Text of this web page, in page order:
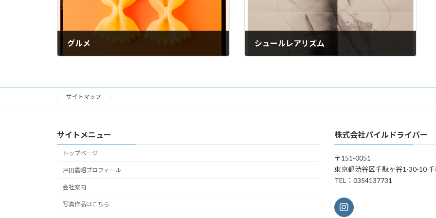
グルメ シュールレアリズム
サイトマップ
サイトメニュー
トップページ
戸田嘉昭プロフィール
会社案内
写真作品はこちら
株式会社パイルドライバー
〒151-0051
東京都渋谷区千駄ヶ谷1-30-10
TEL：0354137731